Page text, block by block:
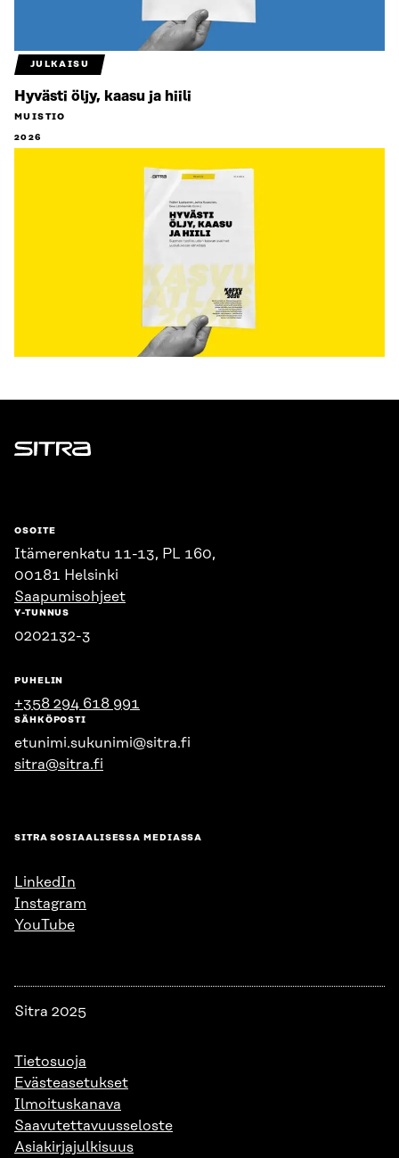
JULKAISU
Hyvästi öljy, kaasu ja hiili
MUISTIO
2026
Sitra
OSOITE
Itämerenkatu 11-13, PL 160,
00181 Helsinki
Saapumisohjeet
Y-TUNNUS
0202132-3
PUHELIN
+358 294 618 991
SÄHKÖPOSTI
etunimi.sukunimi@sitra.fi
sitra@sitra.fi
SITRA SOSIAALISESSA MEDIASSA
LinkedIn
Instagram
YouTube
Sitra 2025
Tietosuoja
Evästeasetukset
Ilmoituskanava
Saavutettavuusseloste
Asiakirjajulkisuus